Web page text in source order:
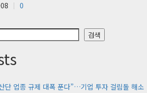
0
검색
단 업종 규제 대폭 푼다”…기업 투자 걸림돌 해소